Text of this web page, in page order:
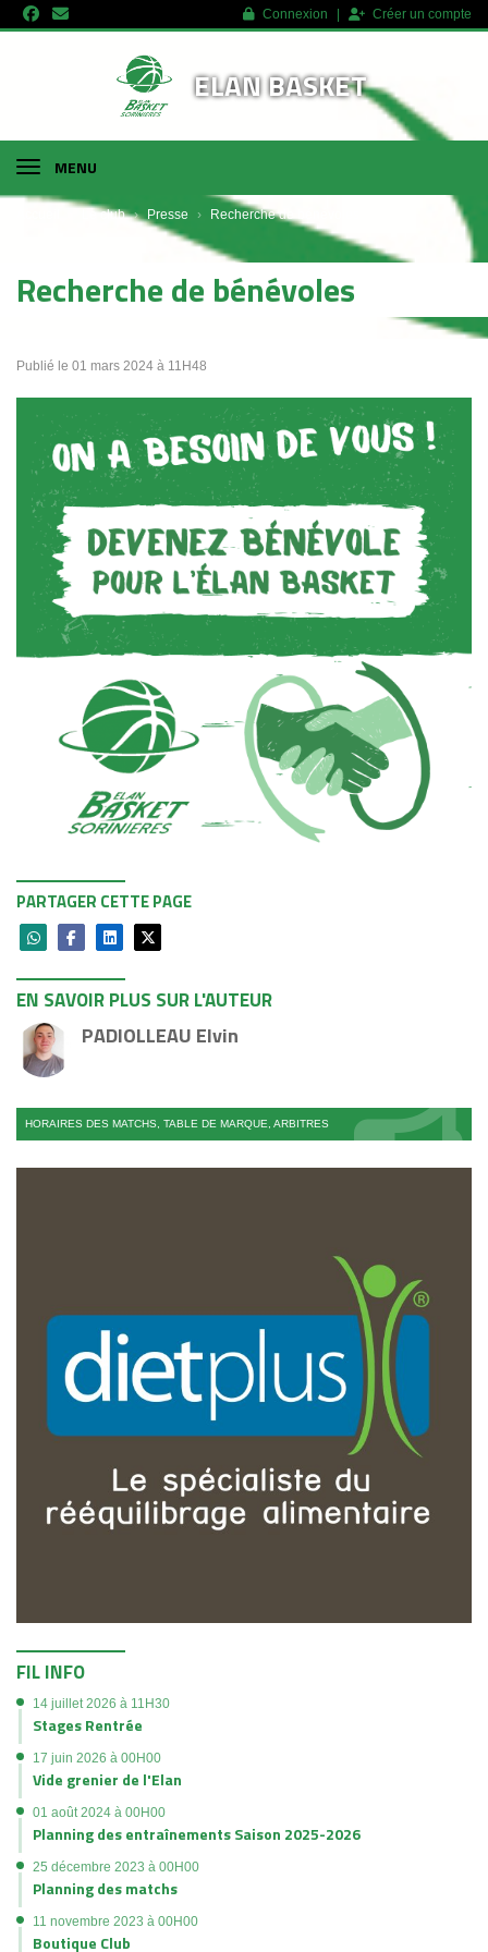
Connexion Créer un compte
ELAN BASKET
MENU
Le club Presse Recherche de bénévoles
Recherche de bénévoles
Publié le 01 mars 2024 à 11H48
PARTAGER CETTE PAGE
EN SAVOIR PLUS SUR L'AUTEUR
PADIOLLEAU Elvin
HORAIRES DES MATCHS, TABLE DE MARQUE, ARBITRES
FIL INFO
14 juillet 2026 à 11H30
Stages Rentrée
17 juin 2026 à 00H00
Vide grenier de l'Elan
01 août 2024 à 00H00
Planning des entraînements Saison 2025-2026
25 décembre 2023 à 00H00
Planning des matchs
11 novembre 2023 à 00H00
Boutique Club
Panneau de gestion des cookies